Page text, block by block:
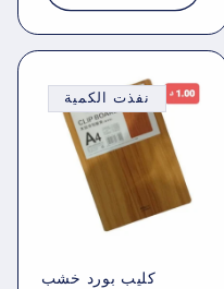
نفذت الكمية
كليب بورد خشب